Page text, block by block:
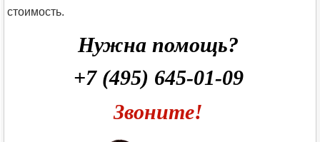
стоимость.
Нужна помощь?
+7 (495) 645-01-09
Звоните!